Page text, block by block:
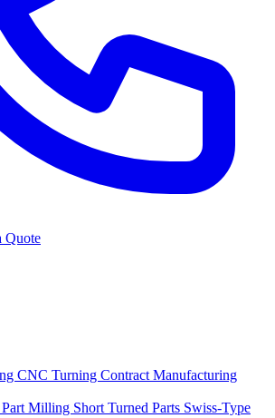
Quote
CNC Turning Contract Manufacturing
Milling Short Turned Parts Swiss-Type